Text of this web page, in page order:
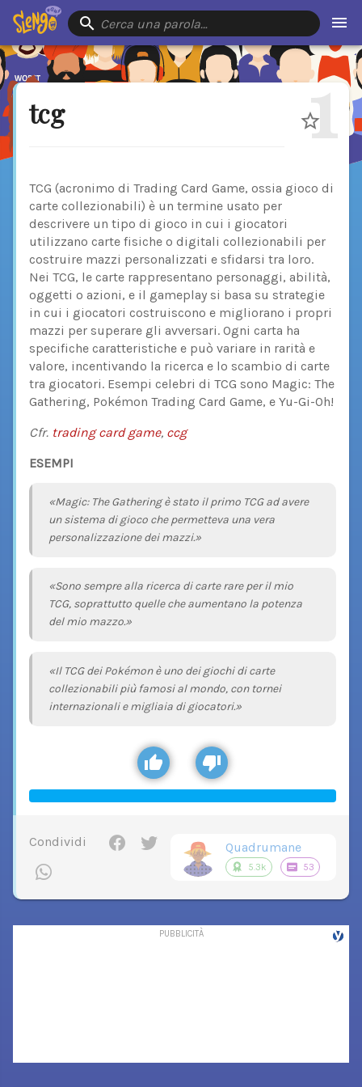
Cerca una parola…
tcg 1
TCG (acronimo di Trading Card Game, ossia gioco di
carte collezionabili) è un termine usato per
descrivere un tipo di gioco in cui i giocatori
utilizzano carte fisiche o digitali collezionabili per
costruire mazzi personalizzati e sfidarsi tra loro.
Nei TCG, le carte rappresentano personaggi, abilità,
oggetti o azioni, e il gameplay si basa su strategie
in cui i giocatori costruiscono e migliorano i propri
mazzi per superare gli avversari. Ogni carta ha
specifiche caratteristiche e può variare in rarità e
valore, incentivando la ricerca e lo scambio di carte
tra giocatori. Esempi celebri di TCG sono Magic: The
Gathering, Pokémon Trading Card Game, e Yu-Gi-Oh!
Cfr. trading card game, ccg
ESEMPI
«Magic: The Gathering è stato il primo TCG ad avere
un sistema di gioco che permetteva una vera
personalizzazione dei mazzi.»
«Sono sempre alla ricerca di carte rare per il mio
TCG, soprattutto quelle che aumentano la potenza
del mio mazzo.»
«Il TCG dei Pokémon è uno dei giochi di carte
collezionabili più famosi al mondo, con tornei
internazionali e migliaia di giocatori.»
Condividi Quadrumane
5.3k 53